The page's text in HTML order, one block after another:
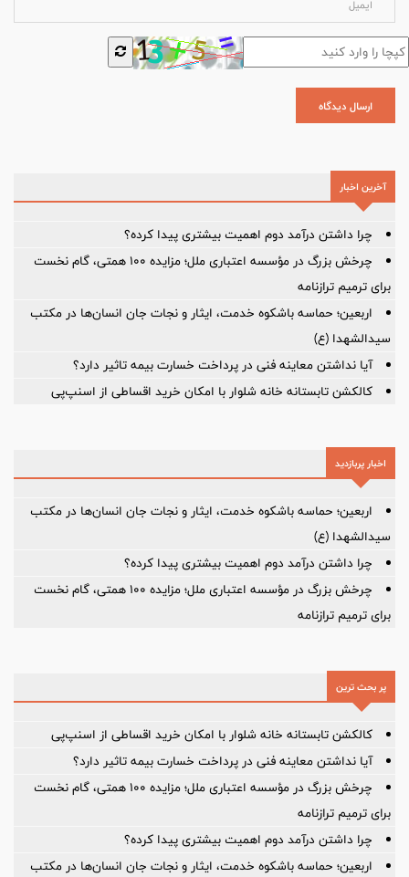
ارسال دیدگاه
آخرین اخبار
چرا داشتن درآمد دوم اهمیت بیشتری پیدا کرده؟
چرخش بزرگ در مؤسسه اعتباری ملل؛ مزایده ۱۰۰ همتی، گام نخست
برای ترمیم ترازنامه
اربعین؛ حماسه باشکوه خدمت، ایثار و نجات جان انسان‌ها در مکتب
سیدالشهدا (ع)
آیا نداشتن معاینه فنی در پرداخت خسارت بیمه تاثیر دارد؟
کالکشن تابستانه خانه شلوار با امکان خرید اقساطی از اسنپ‌پی
اخبار پربازدید
اربعین؛ حماسه باشکوه خدمت، ایثار و نجات جان انسان‌ها در مکتب
سیدالشهدا (ع)
چرا داشتن درآمد دوم اهمیت بیشتری پیدا کرده؟
چرخش بزرگ در مؤسسه اعتباری ملل؛ مزایده ۱۰۰ همتی، گام نخست
برای ترمیم ترازنامه
پر بحث ترین
کالکشن تابستانه خانه شلوار با امکان خرید اقساطی از اسنپ‌پی
آیا نداشتن معاینه فنی در پرداخت خسارت بیمه تاثیر دارد؟
چرخش بزرگ در مؤسسه اعتباری ملل؛ مزایده ۱۰۰ همتی، گام نخست
برای ترمیم ترازنامه
چرا داشتن درآمد دوم اهمیت بیشتری پیدا کرده؟
اربعین؛ حماسه باشکوه خدمت، ایثار و نجات جان انسان‌ها در مکتب